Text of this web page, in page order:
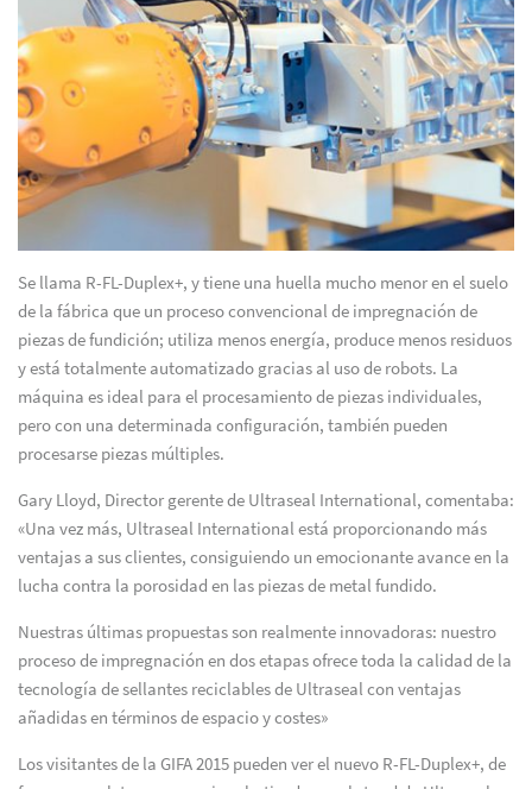
Se llama R-FL-Duplex+, y tiene una huella mucho menor en el suelo
de la fábrica que un proceso convencional de impregnación de
piezas de fundición; utiliza menos energía, produce menos residuos
y está totalmente automatizado gracias al uso de robots. La
máquina es ideal para el procesamiento de piezas individuales,
pero con una determinada configuración, también pueden
procesarse piezas múltiples.
Gary Lloyd, Director gerente de Ultraseal International, comentaba:
«Una vez más, Ultraseal International está proporcionando más
ventajas a sus clientes, consiguiendo un emocionante avance en la
lucha contra la porosidad en las piezas de metal fundido.
Nuestras últimas propuestas son realmente innovadoras: nuestro
proceso de impregnación en dos etapas ofrece toda la calidad de la
tecnología de sellantes reciclables de Ultraseal con ventajas
añadidas en términos de espacio y costes»
Los visitantes de la GIFA 2015 pueden ver el nuevo R-FL-Duplex+, de